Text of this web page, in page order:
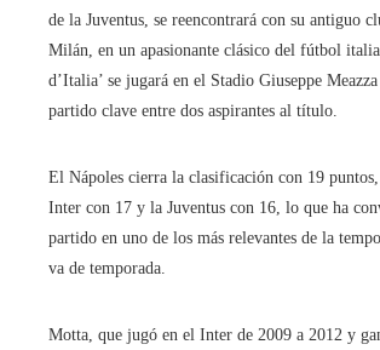
de la Juventus, se reencontrará con su antiguo
Milán, en un apasionante clásico del fútbol
d’Italia’ se jugará en el Stadio Giuseppe
partido clave entre dos aspirantes al título.
El Nápoles cierra la clasificación con 19 puntos,
Inter con 17 y la Juventus con 16, lo que ha
partido en uno de los más relevantes de la
va de temporada.
Motta, que jugó en el Inter de 2009 a 2012 y